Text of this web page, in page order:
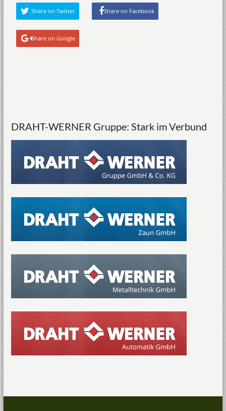
Share on Twitter Share on Facebook
Share on Google
DRAHT-WERNER Gruppe: Stark im Verbund